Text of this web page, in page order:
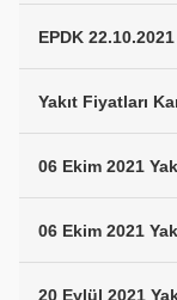
EPDK
Yakıt Fiyatları
06 Ekim 2021
06 Ekim 2021
20 Eylül 2021